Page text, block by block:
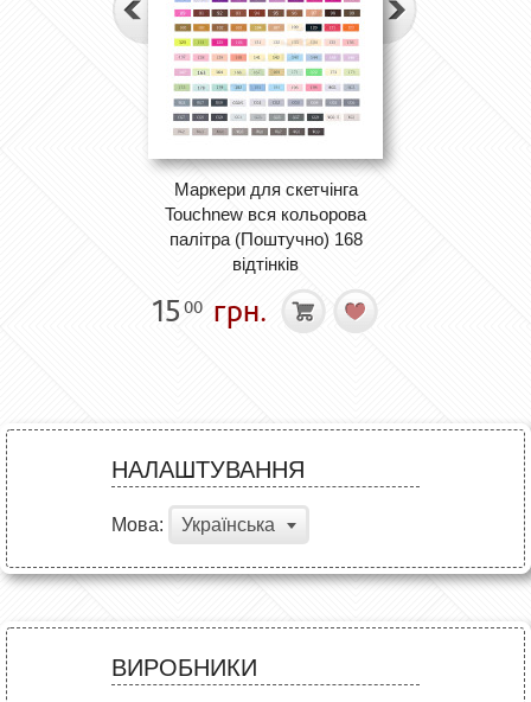
Маркери для скетчінга
Touchnew вся кольорова
палітра (Поштучно) 168
відтінків
15 00 грн.
НАЛАШТУВАННЯ
Мова: Українська
ВИРОБНИКИ